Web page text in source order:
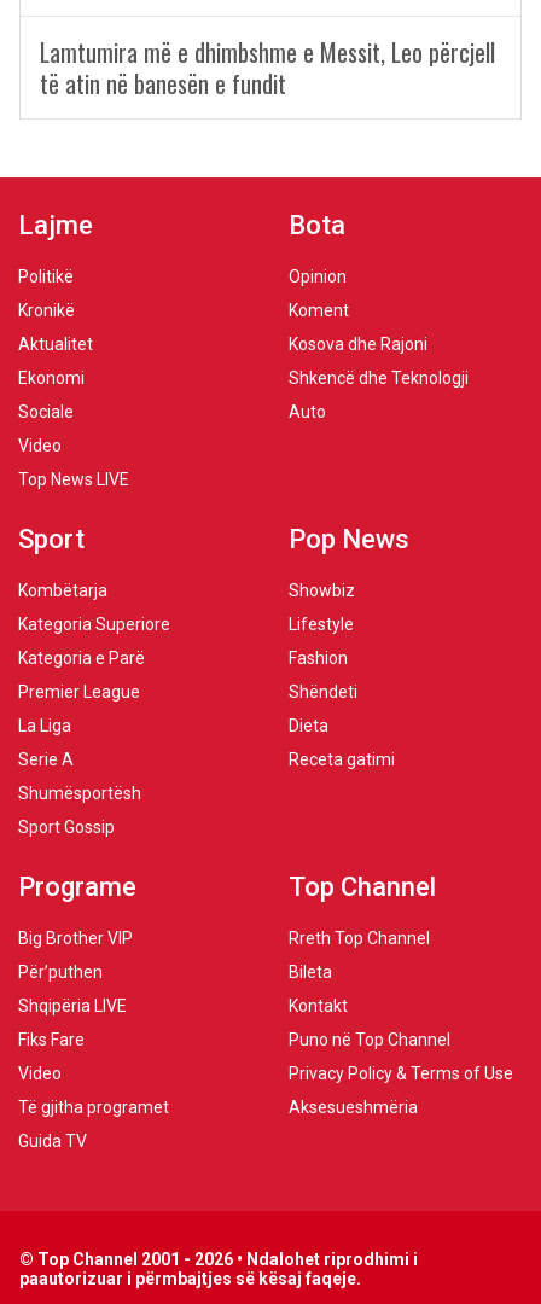
Lamtumira më e dhimbshme e Messit, Leo përcjell
të atin në banesën e fundit
Lajme
Politikë
Kronikë
Aktualitet
Ekonomi
Sociale
Video
Top News LIVE
Bota
Opinion
Koment
Kosova dhe Rajoni
Shkencë dhe Teknologji
Auto
Sport
Kombëtarja
Kategoria Superiore
Kategoria e Parë
Premier League
La Liga
Serie A
Shumësportësh
Sport Gossip
Pop News
Showbiz
Lifestyle
Fashion
Shëndeti
Dieta
Receta gatimi
Programe
Big Brother VIP
Për’puthen
Shqipëria LIVE
Fiks Fare
Video
Të gjitha programet
Guida TV
Top Channel
Rreth Top Channel
Bileta
Kontakt
Puno në Top Channel
Privacy Policy & Terms of Use
Aksesueshmëria
© Top Channel 2001 - 2026 • Ndalohet riprodhimi i
paautorizuar i përmbajtjes së kësaj faqeje.